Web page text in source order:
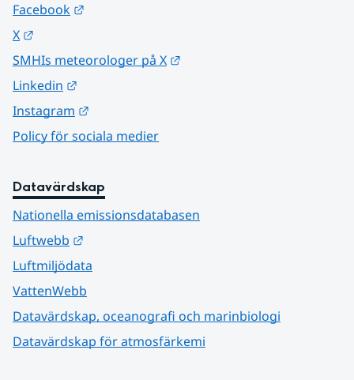
Facebook
X
SMHIs meteorologer på X
Linkedin
Instagram
Policy för sociala medier
Datavärdskap
Nationella emissionsdatabasen
Luftwebb
Luftmiljödata
VattenWebb
Datavärdskap, oceanografi och marinbiologi
Datavärdskap för atmosfärkemi